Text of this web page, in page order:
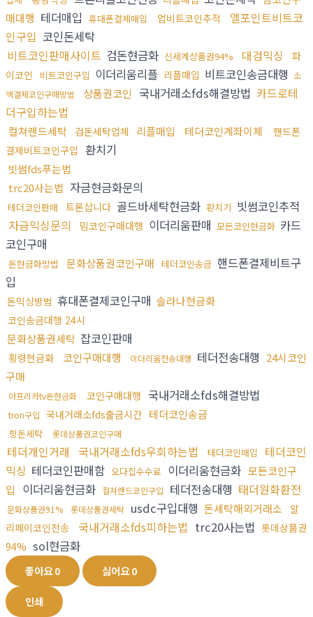
매대행 테더매입 휴대폰결제매입 업비트코인추적
엘포인트비트코
인구입 코인돈세탁
비트코인판매사이트 검돈현금화 신세계상품권94% 대검믹싱
파
이코인
비트코인구입 이더리움리플 리플매입 비트코인송금대행 소
액결제코인구매방법
상품권코인 국내거래소fds해결방법 카드로테
더구입하는법
컬쳐랜드세탁 검돈세탁업체 리플매입 테더코인계좌이체
핸드폰
결제비트코인구입 환치기
빗썸fds푸는법
trc20사는법 자금현금화문의
테더코인판매 트론삽니다 골드바세탁현금화 환치기 빗썸코인추적
자금믹싱문의
밈코인구매대행 이더리움판매 모든코인현금화 카드
코인구매
돈현금화방법 문화상품권코인구매 테더코인송금 핸드폰결제비트구
입
돈믹싱방법 휴대폰결제코인구매 솔라나현금화
코인송금대행 24시
문화상품권세탁 잡코인판매
횡령현금화 코인구매대행 이더리움전송대행 테더전송대행 24시코인
구매
아프리카tv돈현금화 코인구매대행 국내거래소fds해결방법
tron구입 국내거래소fds출금시간 테더코인송금
핑돈세탁 롯데상품권코인구매
테더개인거래 국내거래소fds우회하는법 테더코인매입
테더코인
믹싱 테더코인판매함 오다집수수료 이더리움현금화 모든코인구
입
이더리움현금화 컬쳐랜드코인구입 테더전송대행 태더원화환전
문화상품권91% 롯데상품권세탁 usdc구입대행 돈세탁해외거래소
알
리페이코인전송
국내거래소fds피하는법 trc20사는법 롯데상품권
94% sol현금화
좋아요0 싫어요0
인쇄